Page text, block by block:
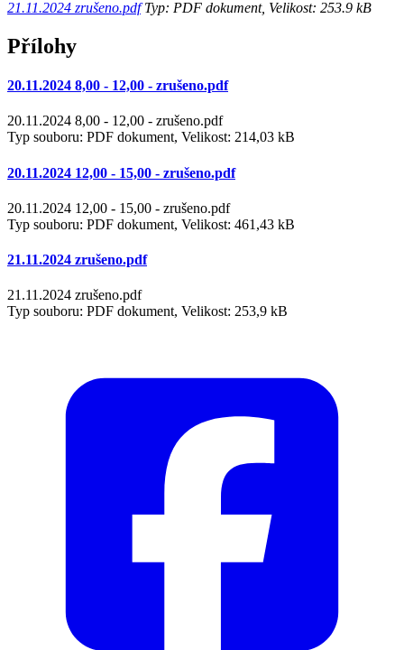
21.11.2024 zrušeno.pdfTyp: PDF dokument, Velikost: 253.9 kB
Přílohy
20.11.2024 8,00 - 12,00 - zrušeno.pdf
20.11.2024 8,00 - 12,00 - zrušeno.pdf
Typ souboru: PDF dokument, Velikost: 214,03 kB
20.11.2024 12,00 - 15,00 - zrušeno.pdf
20.11.2024 12,00 - 15,00 - zrušeno.pdf
Typ souboru: PDF dokument, Velikost: 461,43 kB
21.11.2024 zrušeno.pdf
21.11.2024 zrušeno.pdf
Typ souboru: PDF dokument, Velikost: 253,9 kB